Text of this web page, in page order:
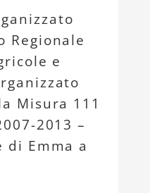
Regionale
e
Misura 111
2013 –
di Emma a